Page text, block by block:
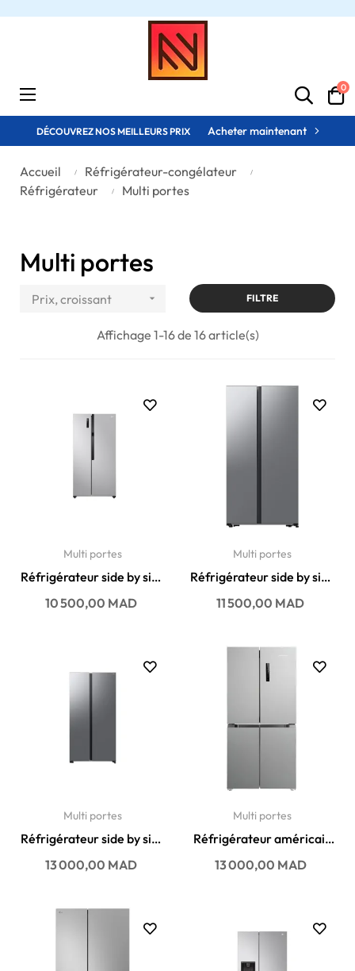
Basculer
la
navigation
☰ 0
DÉCOUVREZ NOS MEILLEURS PRIX Acheter maintenant
Accueil
Réfrigérateur-congélateur
Réfrigérateur
Multi portes
Multi portes
Prix, croissant  FILTRE
Affichage 1-16 de 16 article(s)
Multi portes
Réfrigérateur side by side
LG No Frost 423...
Prix
10 500,00 MAD
Multi portes
Réfrigérateur side by side
Samsung No Frost 564...
Prix
11 500,00 MAD
Multi portes
Réfrigérateur side by side
Samsung No Frost 651...
Prix
13 000,00 MAD
Multi portes
Réfrigérateur américain
Arthur martin No Frost...
Prix
13 000,00 MAD